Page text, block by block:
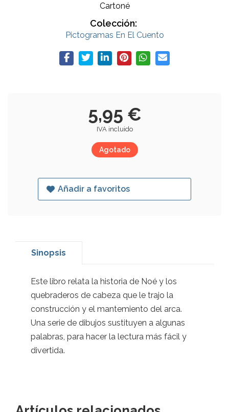
Cartoné
Colección:
Pictogramas En El Cuento
5,95 €
IVA incluido
Agotado
Añadir a favoritos
Sinopsis
Este libro relata la historia de Noé y los
quebraderos de cabeza que le trajo la
construcción y el mantemiento del arca.
Una serie de dibujos sustituyen a algunas
palabras, para hacer la lectura más fácil y
divertida.